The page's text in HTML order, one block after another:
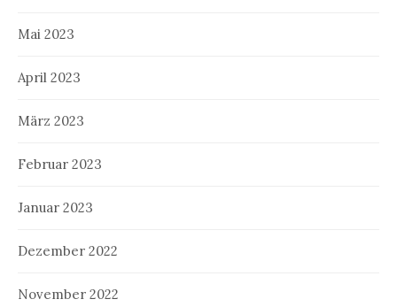
Mai 2023
April 2023
März 2023
Februar 2023
Januar 2023
Dezember 2022
November 2022